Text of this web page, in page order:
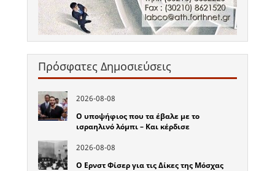
Πρόσφατες Δημοσιεύσεις
2026-08-08
Ο υποψήφιος που τα έβαλε με το
ισραηλινό λόμπι – Και κέρδισε
2026-08-08
Ο Ερνστ Φίσερ για τις Δίκες της Μόσχας